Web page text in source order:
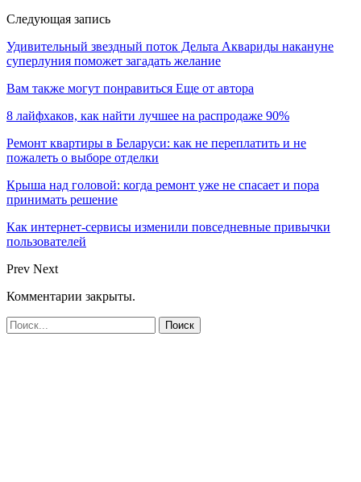
Следующая запись
Удивительный звездный поток Дельта Аквариды накануне
суперлуния поможет загадать желание
Вам также могут понравиться Еще от автора
8 лайфхаков, как найти лучшее на распродаже 90%
Ремонт квартиры в Беларуси: как не переплатить и не
пожалеть о выборе отделки
Крыша над головой: когда ремонт уже не спасает и пора
принимать решение
Как интернет-сервисы изменили повседневные привычки
пользователей
Prev Next
Комментарии закрыты.